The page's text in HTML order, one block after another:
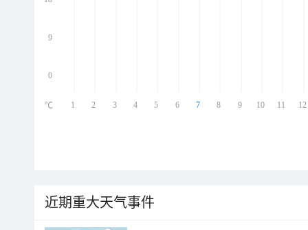
9
0
1 2 3 4 5 6 7 8 9 10 11 12
℃
近期重大天气事件